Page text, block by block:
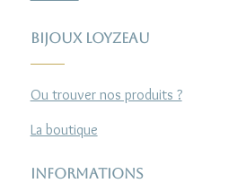
Bijoux Loyzeau
Ou trouver nos produits ?
La boutique
Informations